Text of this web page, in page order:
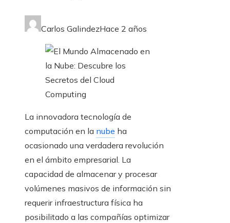
Carlos GalindezHace 2 años
La innovadora tecnología de
computación en la nube ha
ocasionado una verdadera revolución
en el ámbito empresarial. La
capacidad de almacenar y procesar
volúmenes masivos de información sin
requerir infraestructura física ha
posibilitado a las compañías optimizar